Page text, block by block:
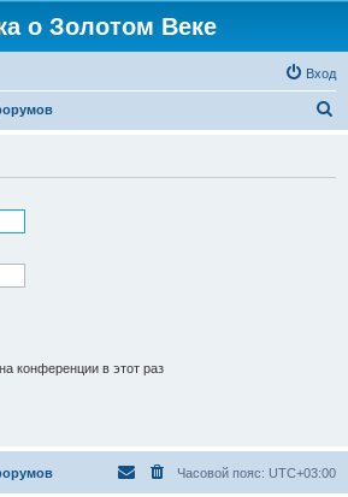
о Золотом Веке
Вход
конференции в этот раз
Часовой пояс: UTC+03:00